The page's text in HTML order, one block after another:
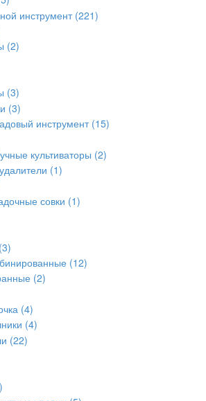
инструмент (221)
(2)
(3)
(3)
инструмент (15)
культиваторы (2)
(1)
совки (1)
(3)
(12)
(2)
(4)
(4)
(22)